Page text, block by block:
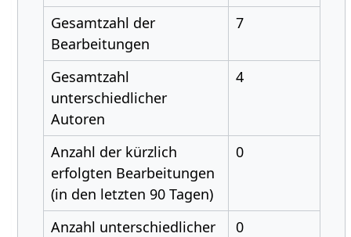
Gesamtzahl der
Bearbeitungen
7
Gesamtzahl
unterschiedlicher
Autoren
4
Anzahl der kürzlich
erfolgten Bearbeitungen
(in den letzten 90 Tagen)
0
Anzahl unterschiedlicher
0